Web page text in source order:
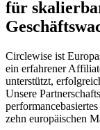
für
Circlewise ist
ein erfahrener
unterstützt,
Unsere
zehn europäischen